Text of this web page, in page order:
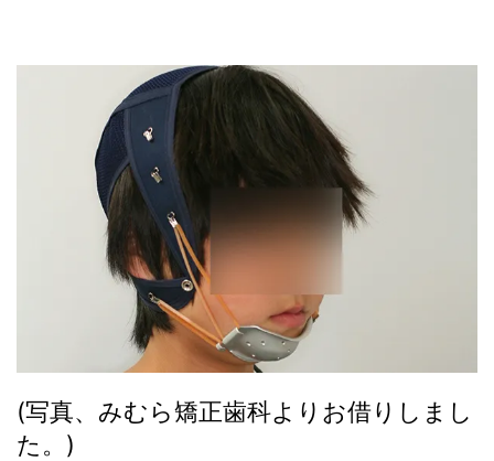
(写真、みむら矯正歯科よりお借りしまし
た。)